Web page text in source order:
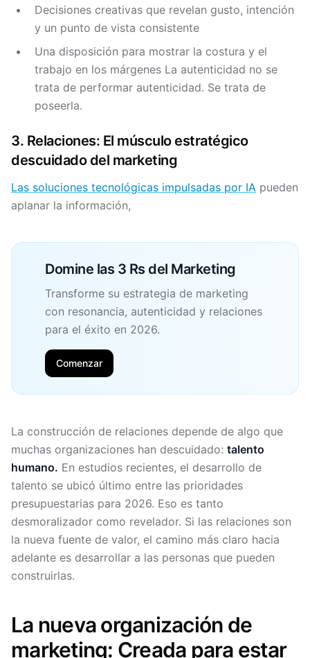
Decisiones creativas que revelan gusto, intención
y un punto de vista consistente
Una disposición para mostrar la costura y el
trabajo en los márgenes La autenticidad no se
trata de performar autenticidad. Se trata de
poseerla.
3. Relaciones: El músculo estratégico
descuidado del marketing
Las soluciones tecnológicas impulsadas por IA pueden
aplanar la información,
Domine las 3 Rs del Marketing
Transforme su estrategia de marketing
con resonancia, autenticidad y relaciones
para el éxito en 2026.
Comenzar
La construcción de relaciones depende de algo que
muchas organizaciones han descuidado: talento
humano. En estudios recientes, el desarrollo de
talento se ubicó último entre las prioridades
presupuestarias para 2026. Eso es tanto
desmoralizador como revelador. Si las relaciones son
la nueva fuente de valor, el camino más claro hacia
adelante es desarrollar a las personas que pueden
construirlas.
La nueva organización de
marketing: Creada para estar